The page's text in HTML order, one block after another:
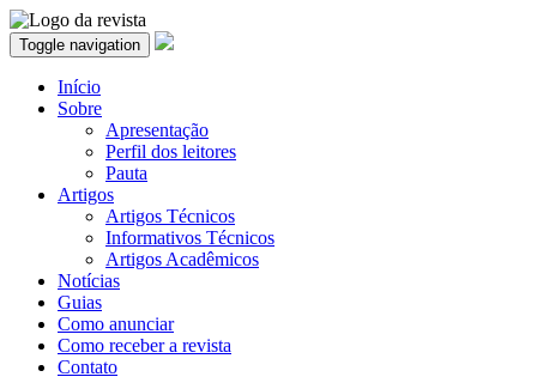
Toggle navigation
Início
Sobre
Apresentação
Perfil dos leitores
Pauta
Artigos
Artigos Técnicos
Informativos Técnicos
Artigos Acadêmicos
Notícias
Guias
Como anunciar
Como receber a revista
Contato